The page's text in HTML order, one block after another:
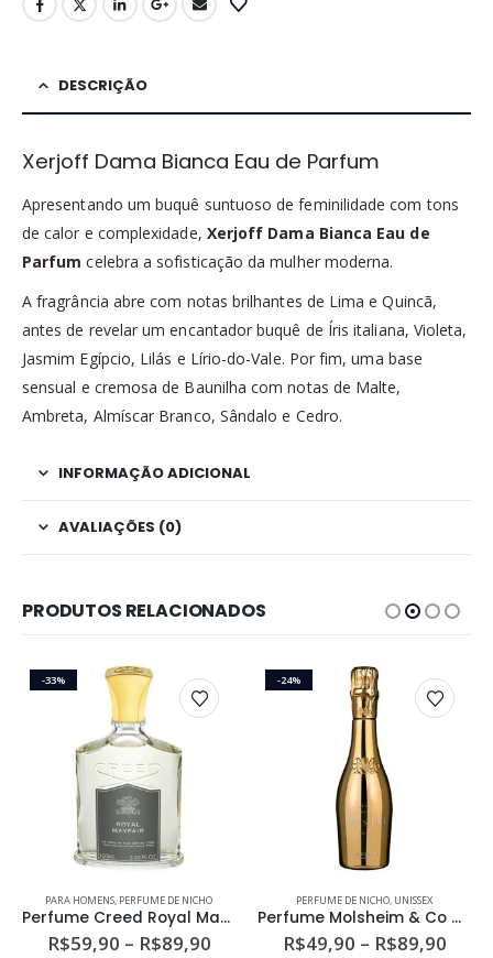
DESCRIÇÃO
Xerjoff Dama Bianca Eau de Parfum
Apresentando um buquê suntuoso de feminilidade com tons
de calor e complexidade, Xerjoff Dama Bianca Eau de
Parfum celebra a sofisticação da mulher moderna.
A fragrância abre com notas brilhantes de Lima e Quincã,
antes de revelar um encantador buquê de Íris italiana, Violeta,
Jasmim Egípcio, Lilás e Lírio-do-Vale. Por fim, uma base
sensual e cremosa de Baunilha com notas de Malte,
Ambreta, Almíscar Branco, Sândalo e Cedro.
INFORMAÇÃO ADICIONAL
AVALIAÇÕES (0)
PRODUTOS RELACIONADOS
-33%
Este produto tem várias variantes. As opções podem ser escolhidas na página do produto
PARA HOMENS, PERFUME DE NICHO
Perfume Creed Royal Mayfair Masculino Eau de Parfum
R$59,90 – R$89,90Faixa
-24%
Este produto tem várias variantes. As opções podem ser escolhidas na página do produto
PERFUME DE NICHO, UNISSEX
Perfume Molsheim & Co Crystal Gold Unissex Eau de Parfum
R$49,90 – R$89,90Faixa